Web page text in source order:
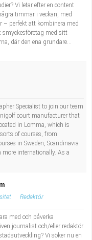
Vi letar efter en content
timmar i veckan, med
– perfekt att kombinera med
smyckesföretag med sitt
där den ena grundare...
Specialist to join our team
court manufacturer that
in Lomma, which is
of courses, from
in Sweden, Scandinavia
more internationally. As a
Redaktör
med och påverka
journalist och/eller redaktör
Vi söker nu en